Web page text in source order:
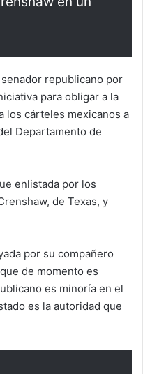
republicano por
para obligar a la
los cárteles mexicanos a
Departamento de
enlistada por los
de Texas, y
por su compañero
de momento es
es minoría en el
es la autoridad que